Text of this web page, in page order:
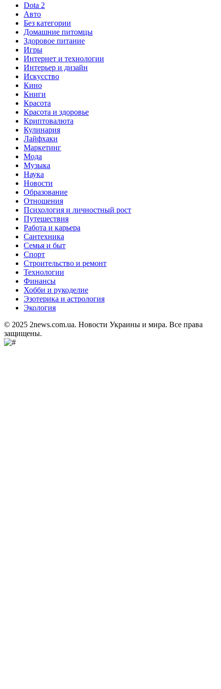
Dota 2
Авто
Без категории
Домашние питомцы
Здоровое питание
Игры
Интернет и технологии
Интерьер и дизайн
Искусство
Кино
Книги
Красота
Красота и здоровье
Криптовалюта
Кулинария
Лайфхаки
Маркетинг
Мода
Музыка
Наука
Новости
Образование
Отношения
Психология и личностный рост
Путешествия
Работа и карьера
Сантехника
Семья и быт
Спорт
Строительство и ремонт
Технологии
Финансы
Хобби и рукоделие
Эзотерика и астрология
Экология
© 2025 2news.com.ua. Новости Украины и мира. Все права
защищены.